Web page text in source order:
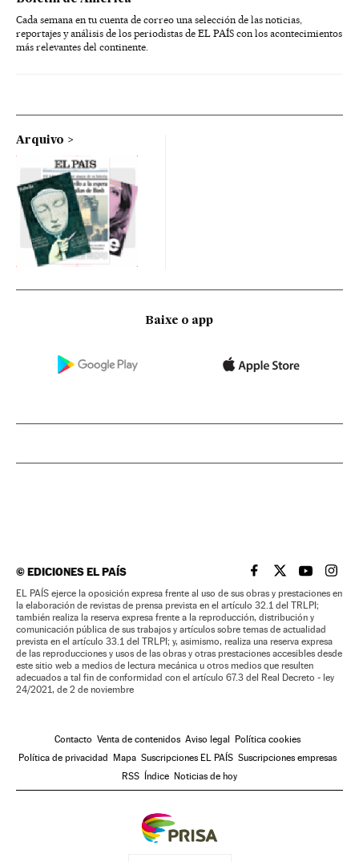
Cada semana en tu cuenta de correo una selección de las noticias,
reportajes y análisis de los periodistas de EL PAÍS con los acontecimientos
más relevantes del continente.
Arquivo
Baixe o app
©EDICIONES EL PAÍS EL PAÍS BRASIL EN
EL PAÍSEL PAÍS
EL
EL PAÍS ejerce la oposición expresa frente al uso de sus obras y prestaciones en
la elaboración de revistas de prensa prevista en el artículo 32.1 del TRLPI;
también realiza la reserva expresa frente a la reproducción, distribución y
comunicación pública de sus trabajos y artículos sobre temas de actualidad
prevista en el artículo 33.1 del TRLPI; y, asimismo, realiza una reserva expresa
de las reproducciones y usos de las obras y otras prestaciones accesibles desde
este sitio web a medios de lectura mecánica u otros medios que resulten
adecuados a tal fin de conformidad con el artículo 67.3 del Real Decreto - ley
24/2021, de 2 de noviembre
Contacto Venta de contenidos Aviso legal
Política cookies
Política de privacidad
Mapa Suscripciones EL PAÍS Suscripciones empresas
RSS
Índice Noticias de hoy